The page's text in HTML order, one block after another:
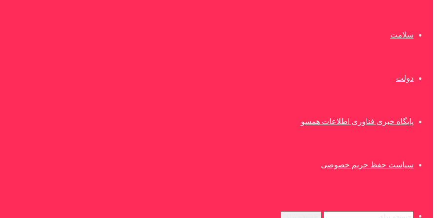
سلامت
دولت
پایگاه خبری فناوری اطلاعات همسو
سیاست حفظ حریم خصوصی